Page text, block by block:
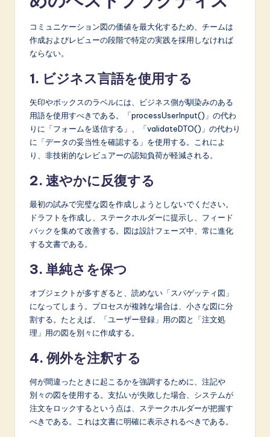
コミュニケーション図の価値を最大化するため、チームは
作成およびレビューの段階で特定の実践を採用しなければ
ならない。
1. ビジネス言語を使用する
矢印やボックスのラベルには、ビジネス側が馴染みのある
用語を使用すべきである。「processUserInput()」の代わ
りに「フォームを送信する」、「validateDTO()」の代わり
に「データの妥当性を確認する」を使用する。これによ
り、非技術的なレビュアーの認知負荷が軽減される。
2. 速やかに反復する
最初の試みで完璧な図を作成しようとしないでください。
ドラフトを作成し、ステークホルダーに提示し、フィード
バックを集めて改善する。図は設計フェーズ中、常に進化
する文書である。
3. 単純さを保つ
オブジェクトが多すぎると、読めない「スパゲッティ図」
になってしまう。プロセスが複雑な場合は、小さな図に分
割する。たとえば、「ユーザー登録」用の図と「注文処
理」用の図を別々に作成する。
4. 例外を注釈する
何が間違ったときに起こるかを強調するために、注記や
別々の図を使用する。支払いが失敗した場合、システムが
注文をロックするという点は、ステークホルダーが把握す
べきである。これは文書に明確に表示されるべきである。